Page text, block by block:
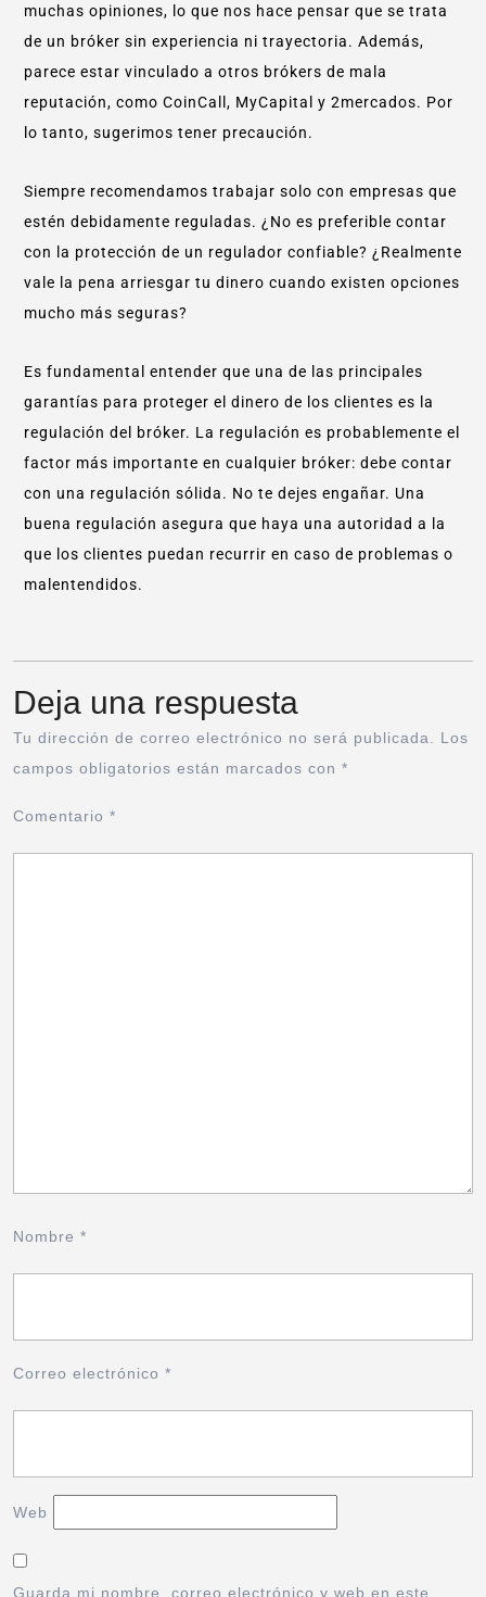
muchas opiniones, lo que nos hace pensar que se trata
de un bróker sin experiencia ni trayectoria. Además,
parece estar vinculado a otros brókers de mala
reputación, como CoinCall, MyCapital y 2mercados. Por
lo tanto, sugerimos tener precaución.
Siempre recomendamos trabajar solo con empresas que
estén debidamente reguladas. ¿No es preferible contar
con la protección de un regulador confiable? ¿Realmente
vale la pena arriesgar tu dinero cuando existen opciones
mucho más seguras?
Es fundamental entender que una de las principales
garantías para proteger el dinero de los clientes es la
regulación del bróker. La regulación es probablemente el
factor más importante en cualquier bróker: debe contar
con una regulación sólida. No te dejes engañar. Una
buena regulación asegura que haya una autoridad a la
que los clientes puedan recurrir en caso de problemas o
malentendidos.
Deja una respuesta
Tu dirección de correo electrónico no será publicada.
Los
campos obligatorios están marcados con *
Comentario *
Nombre *
Correo electrónico *
Web
Guarda mi nombre, correo electrónico y web en este